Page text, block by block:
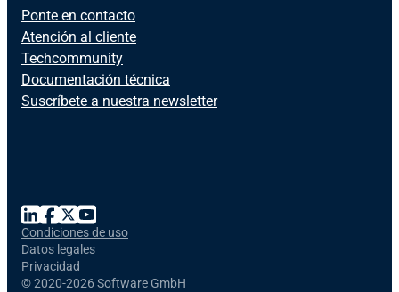
Ponte en contacto
Atención al cliente
Techcommunity
Documentación técnica
Suscríbete a nuestra newsletter
©2020-2026 Software GmbH
Condiciones de uso
Datos legales
Privacidad